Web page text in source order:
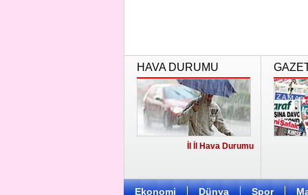
HAVA DURUMU
İl İl Hava Durumu
Ekonomi Dünya Spor